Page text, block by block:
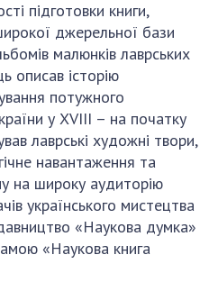
підготовки книги,
джерельної бази
малюнків лаврських
описав історію
потужного
у XVIII – на початку
лаврські художні твори,
навантаження та
на широку аудиторію
українського мистецтва
«Наукова думка»
«Наукова книга